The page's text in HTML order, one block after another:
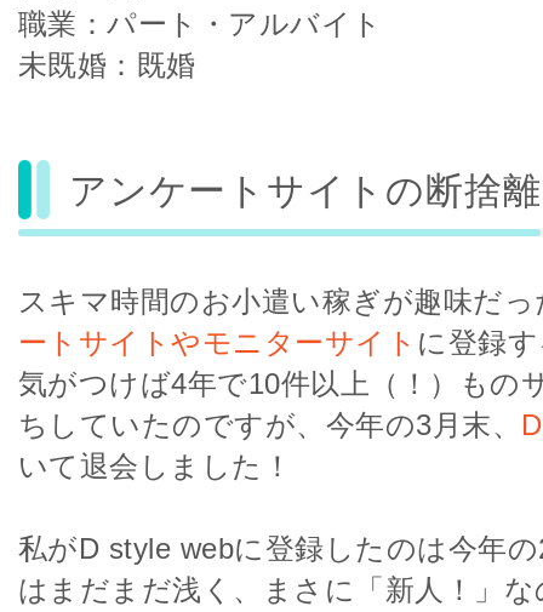
職業：パート・アルバイト
未既婚：既婚
アンケートサイトの断捨離
スキマ時間のお小遣い稼ぎが趣味だ
ートサイトやモニターサイト に登録
気がつけば4年で10件以上（！）もの
ちしていたのですが、今年の3月末、
いて退会しました！
私がD style webに登録したのは今年
はまだまだ浅く、まさに「新人！」